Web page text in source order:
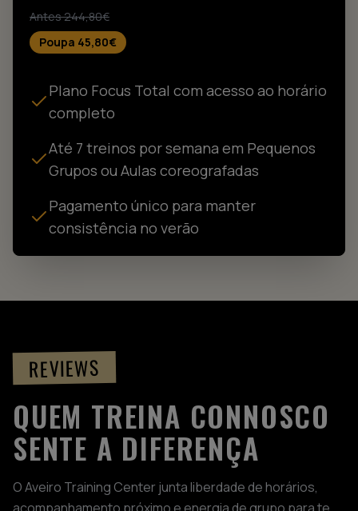
Antes 244,80€
Poupa 45,80€
Plano Focus Total com acesso ao horário
completo
Até 7 treinos por semana em Pequenos
Grupos ou Aulas coreografadas
Pagamento único para manter
consistência no verão
REVIEWS
QUEM TREINA CONNOSCO
SENTE A DIFERENÇA
O Aveiro Training Center junta liberdade de horários,